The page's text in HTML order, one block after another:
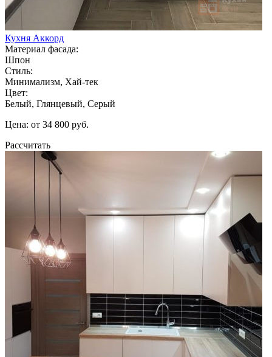
Кухня Аккорд
Материал фасада:
Шпон
Стиль:
Минимализм, Хай-тек
Цвет:
Белый, Глянцевый, Серый
Цена: от 34 800 руб.
Рассчитать